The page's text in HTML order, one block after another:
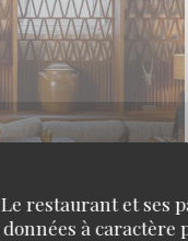
Le restaurant et ses
données à caractère